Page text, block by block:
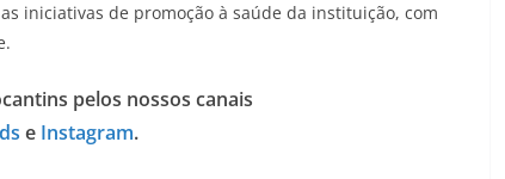
iniciativas de promoção à saúde da instituição, com
pelos nossos canais
e Instagram.